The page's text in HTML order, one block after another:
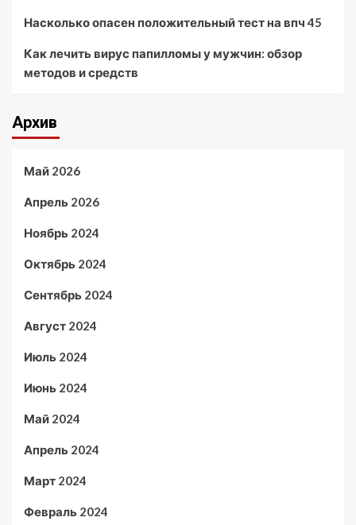
Насколько опасен положительный тест на впч 45
Как лечить вирус папилломы у мужчин: обзор
методов и средств
Архив
Май 2026
Апрель 2026
Ноябрь 2024
Октябрь 2024
Сентябрь 2024
Август 2024
Июль 2024
Июнь 2024
Май 2024
Апрель 2024
Март 2024
Февраль 2024